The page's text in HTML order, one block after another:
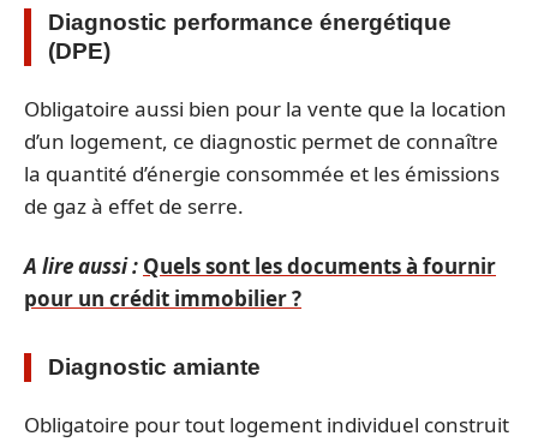
Diagnostic performance énergétique
(DPE)
Obligatoire aussi bien pour la vente que la location
d’un logement, ce diagnostic permet de connaître
la quantité d’énergie consommée et les émissions
de gaz à effet de serre.
A lire aussi : Quels sont les documents à fournir
pour un crédit immobilier ?
Diagnostic amiante
Obligatoire pour tout logement individuel construit